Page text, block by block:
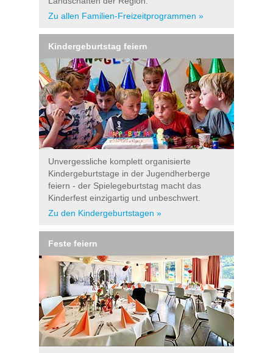
Zu allen Familien-Freizeitprogrammen »
Kindergeburtstag feiern
Unvergessliche komplett organisierte
Kindergeburtstage in der Jugendherberge
feiern - der Spielegeburtstag macht das
Kinderfest einzigartig und unbeschwert.
Zu den Kindergeburtstagen »
Feste feiern